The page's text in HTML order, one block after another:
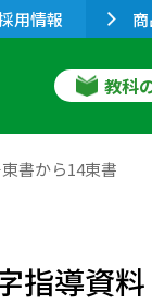
用情報
教科
書から14東書
指導資